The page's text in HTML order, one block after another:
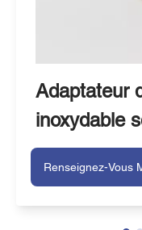
Adaptateur
inoxydable
ASTM
Sch Xs
Renseignez-Vous